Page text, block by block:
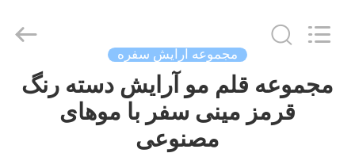
صفحه
Cosmetics
مجموعه آرایش سفره
مجموعه قلم مو آرایش دسته رنگ
قرمز مینی سفر با موهای
مصنوعی